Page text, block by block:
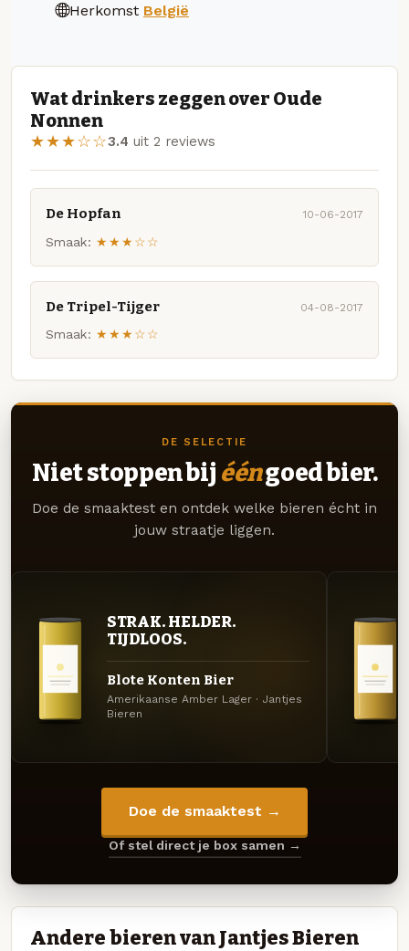
Herkomst België
Wat drinkers zeggen over Oude
Nonnen
★★★☆☆3.4 uit 2 reviews
De Hopfan 10-06-2017
Smaak: ★★★☆☆
De Tripel-Tijger 04-08-2017
Smaak: ★★★☆☆
DE SELECTIE
Niet stoppen bij ééngoed bier.
Doe de smaaktest en ontdek welke bieren écht in
jouw straatje liggen.
STRAK. HELDER.
TIJDLOOS.
Blote Konten Bier
Amerikaanse Amber Lager · Jantjes
Bieren
Doe de smaaktest →
Of stel direct je box samen →
Andere bieren van Jantjes Bieren